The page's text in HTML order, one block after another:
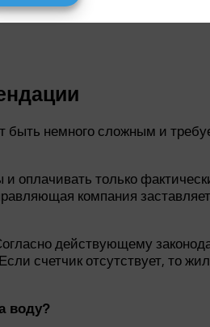
немного сложным и
оплачивать только
компания
действующему
счетчик отсутствует, то
воду?